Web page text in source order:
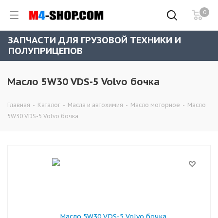
0
ЗАПЧАСТИ ДЛЯ ГРУЗОВОЙ ТЕХНИКИ И
ПОЛУПРИЦЕПОВ
Масло 5W30 VDS-5 Volvo бочка
Главная - Каталог - Масла и автохимия - Масло моторное - Масло
5W30 VDS-5 Volvo бочка